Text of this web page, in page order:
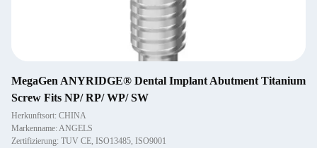
MegaGen ANYRIDGE® Dental Implant Abutment Titanium
Screw Fits NP/ RP/ WP/ SW
Herkunftsort: CHINA
Markenname: ANGELS
Zertifizierung: TUV CE, ISO13485, ISO9001